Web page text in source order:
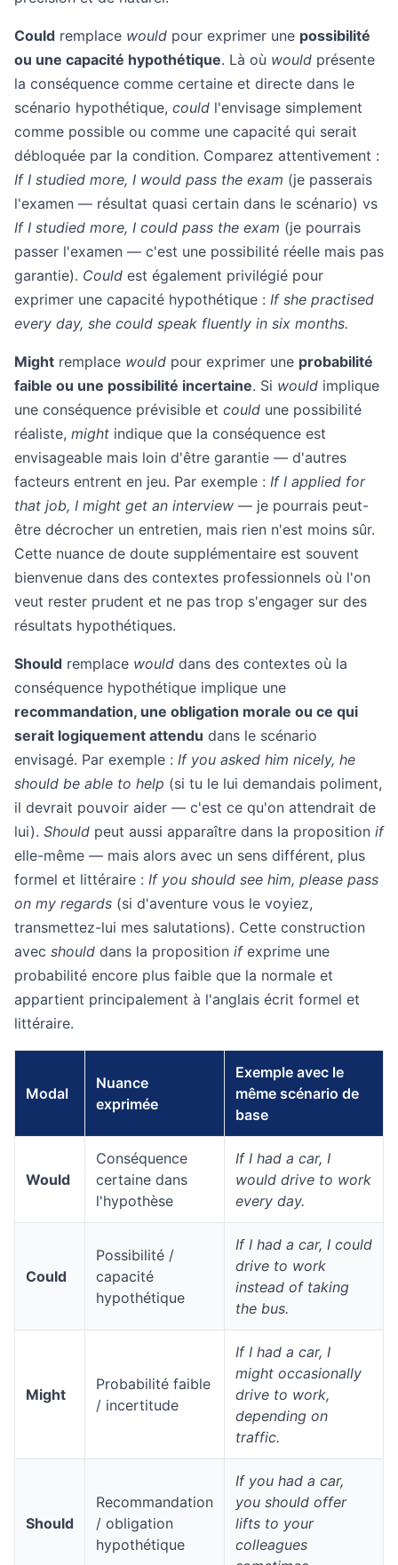
Could remplace would pour exprimer une possibilité
ou une capacité hypothétique. Là où would présente
la conséquence comme certaine et directe dans le
scénario hypothétique, could l'envisage simplement
comme possible ou comme une capacité qui serait
débloquée par la condition. Comparez attentivement :
If I studied more, I would pass the exam (je passerais
l'examen — résultat quasi certain dans le scénario) vs
If I studied more, I could pass the exam (je pourrais
passer l'examen — c'est une possibilité réelle mais pas
garantie). Could est également privilégié pour
exprimer une capacité hypothétique : If she practised
every day, she could speak fluently in six months.
Might remplace would pour exprimer une probabilité
faible ou une possibilité incertaine. Si would implique
une conséquence prévisible et could une possibilité
réaliste, might indique que la conséquence est
envisageable mais loin d'être garantie — d'autres
facteurs entrent en jeu. Par exemple : If I applied for
that job, I might get an interview — je pourrais peut-
être décrocher un entretien, mais rien n'est moins sûr.
Cette nuance de doute supplémentaire est souvent
bienvenue dans des contextes professionnels où l'on
veut rester prudent et ne pas trop s'engager sur des
résultats hypothétiques.
Should remplace would dans des contextes où la
conséquence hypothétique implique une
recommandation, une obligation morale ou ce qui
serait logiquement attendu dans le scénario
envisagé. Par exemple : If you asked him nicely, he
should be able to help (si tu le lui demandais poliment,
il devrait pouvoir aider — c'est ce qu'on attendrait de
lui). Should peut aussi apparaître dans la proposition if
elle-même — mais alors avec un sens différent, plus
formel et littéraire : If you should see him, please pass
on my regards (si d'aventure vous le voyiez,
transmettez-lui mes salutations). Cette construction
avec should dans la proposition ifexprime une
probabilité encore plus faible que la normale et
appartient principalement à l'anglais écrit formel et
littéraire.
Modal
Nuance
exprimée
Exemple avec le
même scénario de
base
Would
Conséquence
certaine dans
l'hypothèse
If I had a car, I
would drive to work
every day.
Could
Possibilité /
capacité
hypothétique
If I had a car, I could
drive to work
instead of taking
the bus.
Might
Probabilité faible
/ incertitude
If I had a car, I
might occasionally
drive to work,
depending on
traffic.
Should
Recommandation
/ obligation
hypothétique
If you had a car,
you should offer
lifts to your
colleagues